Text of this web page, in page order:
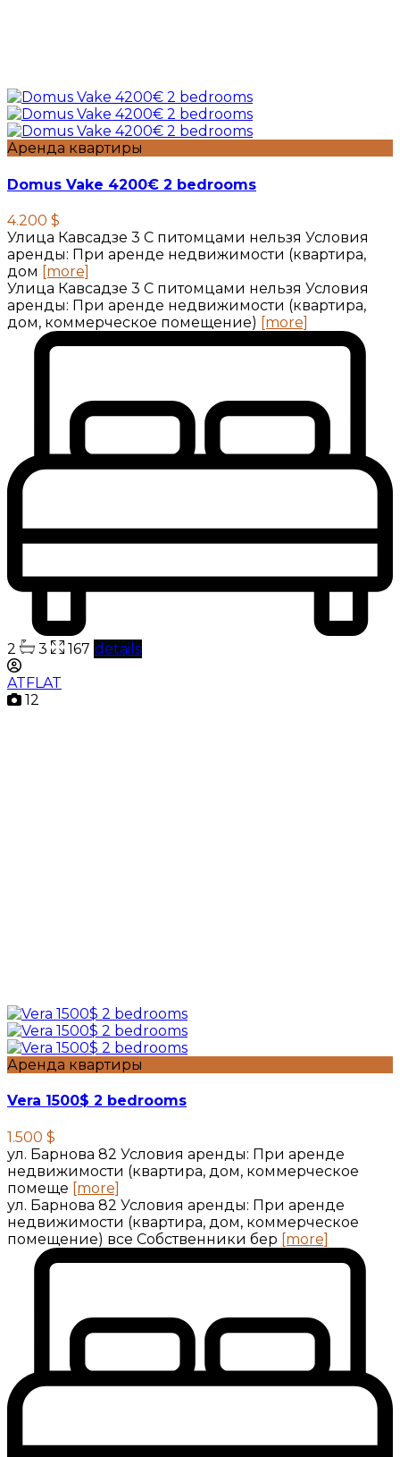
Аренда квартиры
Domus Vake 4200€ 2 bedrooms
4.200 $
Улица Кавсадзе 3 C питомцами нельзя Условия
аренды: При аренде недвижимости (квартира,
дом [more]
Улица Кавсадзе 3 C питомцами нельзя Условия
аренды: При аренде недвижимости (квартира,
дом, коммерческое помещение) [more]
2 3 167 details
ATFLAT
12
Аренда квартиры
Vera 1500$ 2 bedrooms
1.500 $
ул. Барнова 82 Условия аренды: При аренде
недвижимости (квартира, дом, коммерческое
помеще [more]
ул. Барнова 82 Условия аренды: При аренде
недвижимости (квартира, дом, коммерческое
помещение) все Собственники бер [more]